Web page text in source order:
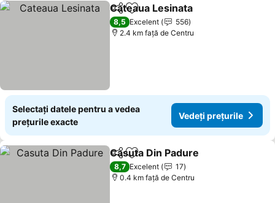
DistribuițiAdăugaţi la favorite
Cateaua Lesinata
8,5 Excelent
556
2.4 km faţă de Centru
Selectați datele pentru a vedea
prețurile exacte
Vedeți prețurile
DistribuițiAdăugaţi la favorite
Casuta Din Padure
8,7 Excelent
17
0.4 km faţă de Centru